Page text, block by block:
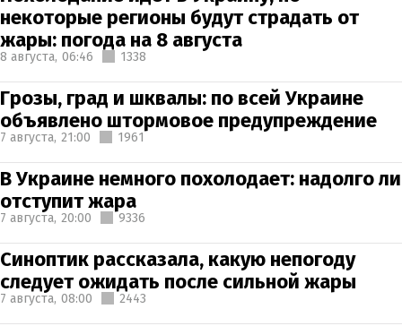
некоторые регионы будут страдать от
жары: погода на 8 августа
8 августа, 06:46 1338
Грозы, град и шквалы: по всей Украине
объявлено штормовое предупреждение
7 августа, 21:00 1961
В Украине немного похолодает: надолго ли
отступит жара
7 августа, 20:00 9336
Синоптик рассказала, какую непогоду
следует ожидать после сильной жары
7 августа, 08:00 2443